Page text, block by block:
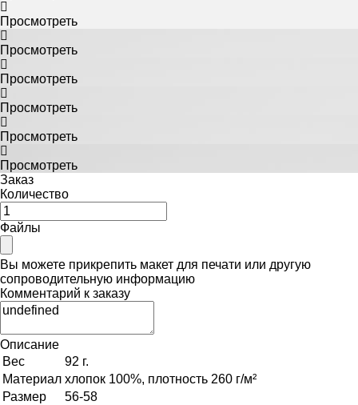
Просмотреть
Просмотреть
Просмотреть
Просмотреть
Просмотреть
Просмотреть
Заказ
Количество
Файлы
Вы можете прикрепить макет для печати или другую
сопроводительную информацию
Комментарий к заказу
Описание
Вес
92 г.
Материал хлопок 100%, плотность 260 г/м²
Размер
56-58